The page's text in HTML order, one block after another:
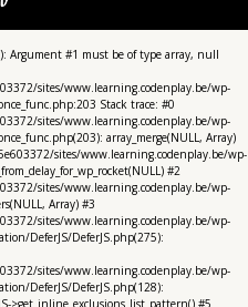
Argument #1 must be of type array, null
sites/www.learning.codenplay.be/wp-
Stack trace: #0
sites/www.learning.codenplay.be/wp-
array_merge(NULL, Array)
sites/www.learning.codenplay.be/wp-
#2
sites/www.learning.codenplay.be/wp-
Array) #3
sites/www.learning.codenplay.be/wp-
DeferJS/DeferJS.php(275):
sites/www.learning.codenplay.be/wp-
DeferJS/DeferJS.php(128):
>get_inline_exclusions_list_pattern() #5